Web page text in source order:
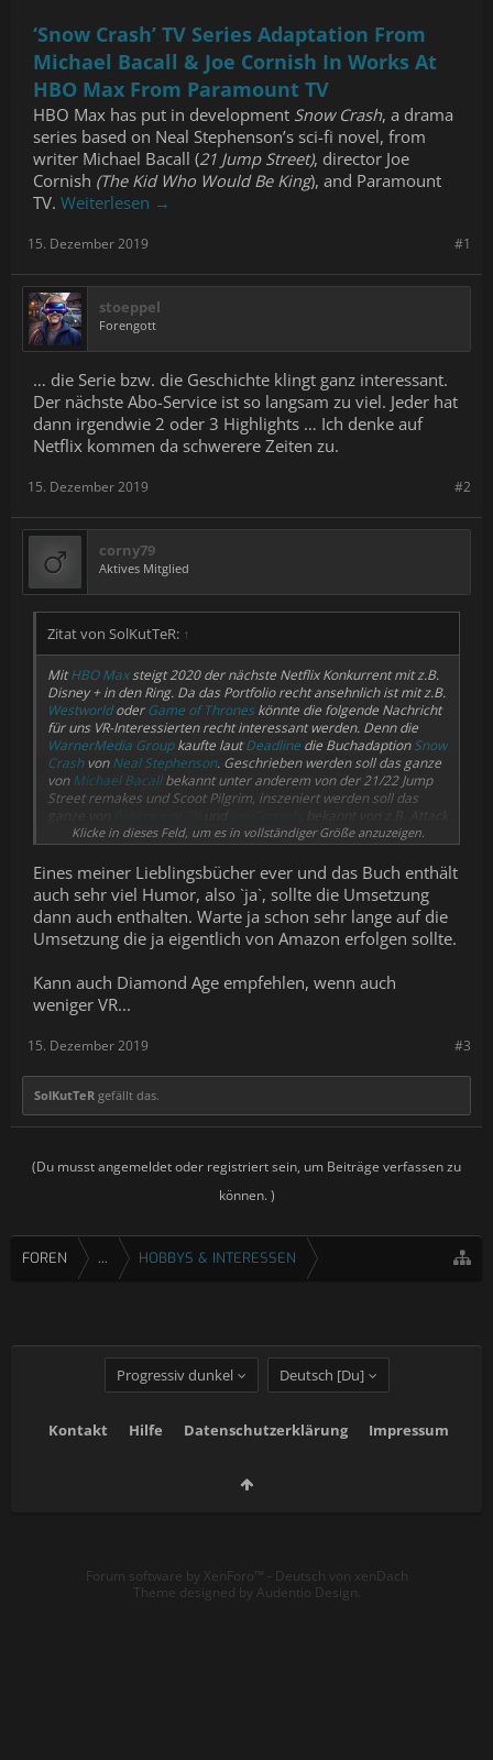
‘Snow Crash’ TV Series Adaptation From
Michael Bacall & Joe Cornish In Works At
HBO Max From Paramount TV
HBO Max has put in development Snow Crash, a drama
series based on Neal Stephenson’s sci-fi novel, from
writer Michael Bacall (21 Jump Street), director Joe
Cornish (The Kid Who Would Be King), and Paramount
TV. Weiterlesen →
#1
15. Dezember 2019
stoeppel
Forengott
… die Serie bzw. die Geschichte klingt ganz interessant.
Der nächste Abo-Service ist so langsam zu viel. Jeder hat
dann irgendwie 2 oder 3 Highlights … Ich denke auf
Netflix kommen da schwerere Zeiten zu.
#2
15. Dezember 2019
corny79
Aktives Mitglied
Zitat von SolKutTeR: ↑
MitHBO Maxsteigt 2020 der nächste Netflix Konkurrent mit z.B.
Disney + in den Ring. Da das Portfolio recht ansehnlich ist mit z.B.
WestworldoderGame of Thrones könnte die folgende Nachricht
für uns VR-Interessierten recht interessant werden. Denn die
WarnerMedia Groupkaufte lautDeadline die BuchadaptionSnow
CrashvonNeal Stephenson. Geschrieben werden soll das ganze
vonMichael Bacallbekannt unter anderem von der21/22 Jump
Streetremakes undScoot Pilgrim, inszeniert werden soll das
, bekannt von z.B.
Attack
the BlockundWenn du König wärst. Eine priese Humor wird es
also auch geben. Nun bleib nur die frage offen, wann die
Dreharbeiten anfangen und ob einSnow CrashMonument in ein
Serienformat gepresst werden kann.
Was denkt Ihr?
‘Snow Crash’ TV Series Adaptation From
Michael Bacall & Joe Cornish In Works At
HBO Max From Paramount TV
HBO Max has put in development
based on Neal Stephenson’s sci-fi novel, from writer Michael
Bacall (21 Jump Street)
Be King), and Paramount TV.Weiterlesen →
Klicke in dieses Feld, um es in vollständiger Größe anzuzeigen.
Eines meiner Lieblingsbücher ever und das Buch enthält
auch sehr viel Humor, also `ja`, sollte die Umsetzung
dann auch enthalten. Warte ja schon sehr lange auf die
Umsetzung die ja eigentlich von Amazon erfolgen sollte.
Kann auch Diamond Age empfehlen, wenn auch
weniger VR...
#3
15. Dezember 2019
SolKutTeR gefällt das.
(Du musst angemeldet oder registriert sein, um Beiträge verfassen zu
können. )
FOREN ... HOBBYS & INTERESSEN
Progressiv dunkel Deutsch [Du]
Kontakt Hilfe Datenschutzerklärung Impressum
Forum software by XenForo™ - Deutsch von xenDach
Theme designed by Audentio Design.